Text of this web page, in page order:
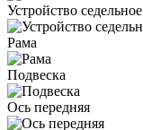
Устройство седельное
Рама
Подвеска
Ось передняя